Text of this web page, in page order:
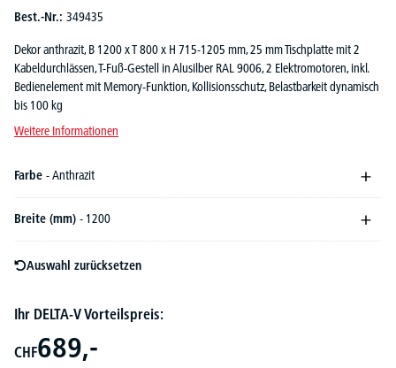
Best.-Nr.: 349435
Dekor anthrazit, B 1200 x T 800 x H 715-1205 mm, 25 mm Tischplatte mit 2
Kabeldurchlässen, T-Fuß-Gestell in Alusilber RAL 9006, 2 Elektromotoren, inkl.
Bedienelement mit Memory-Funktion, Kollisionsschutz, Belastbarkeit dynamisch
bis 100 kg
Weitere Informationen
Farbe - Anthrazit
Breite (mm) - 1200
Auswahl zurücksetzen
Ihr DELTA-V Vorteilspreis:
CHF689,-